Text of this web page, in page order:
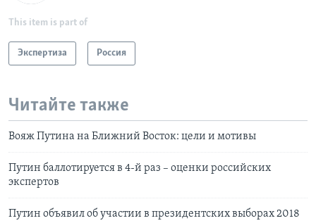
This item is part of
Экспертиза Россия
Читайте также
Вояж Путина на Ближний Восток: цели и мотивы
Путин баллотируется в 4-й раз – оценки российских
экспертов
Путин объявил об участии в президентских выборах 2018